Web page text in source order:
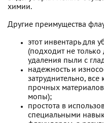
химии.
Другие преимущества
этот инвентарь для
(подходит не
удаления пыли с
надежность и
затруднительно, все
прочных
мопы);
простота в
специальными